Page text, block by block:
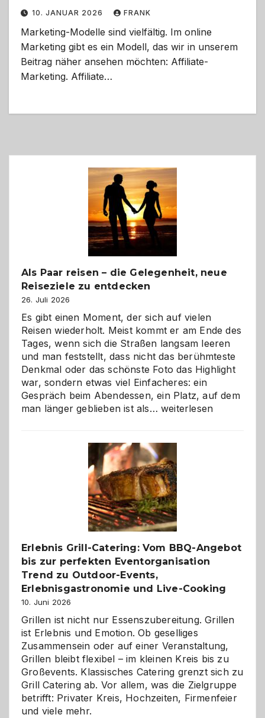
10. JANUAR 2026 FRANK
Marketing-Modelle sind vielfältig. Im online
Marketing gibt es ein Modell, das wir in unserem
Beitrag näher ansehen möchten: Affiliate-
Marketing. Affiliate…
Als Paar reisen – die Gelegenheit, neue
Reiseziele zu entdecken
26. Juli 2026
Es gibt einen Moment, der sich auf vielen
Reisen wiederholt. Meist kommt er am Ende des
Tages, wenn sich die Straßen langsam leeren
und man feststellt, dass nicht das berühmteste
Denkmal oder das schönste Foto das Highlight
war, sondern etwas viel Einfacheres: ein
Gespräch beim Abendessen, ein Platz, auf dem
man länger geblieben ist als… Als
–
die
Gelegenheit,
neue
Reiseziele
zu
entdecken
weiterlesen
Erlebnis Grill-Catering: Vom BBQ-Angebot
bis zur perfekten Eventorganisation
Trend zu Outdoor-Events,
Erlebnisgastronomie und Live-Cooking
10. Juni 2026
Grillen ist nicht nur Essenszubereitung. Grillen
ist Erlebnis und Emotion. Ob geselliges
Zusammensein oder auf einer Veranstaltung,
Grillen bleibt flexibel – im kleinen Kreis bis zu
Großevents. Klassisches Catering grenzt sich zu
Grill Catering ab. Vor allem, was die Zielgruppe
betrifft: Privater Kreis, Hochzeiten, Firmenfeier
und viele mehr.